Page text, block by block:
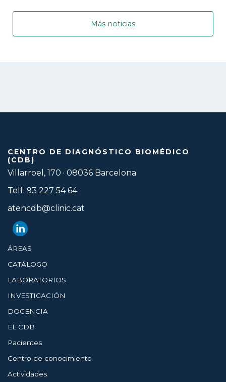
Más noticias
CENTRO DE DIAGNÓSTICO BIOMÉDICO
(CDB)
Villarroel, 170 · 08036 Barcelona
Telf: 93 227 54 64
atencdb@clinic.cat
ÁREAS
CATÁLOGO
LABORATORIOS
INVESTIGACIÓN
DOCENCIA
EL CDB
Pacientes
Centro de conocimiento
Actividades